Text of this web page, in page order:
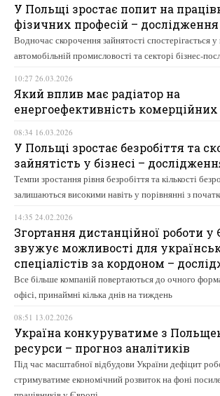
У Польщі зростає попит на
фізичних професій – дослідження
Водночас скорочення зайнятості спостерігається у
автомобільній промисловості та секторі бізнес-
10:27 26.03.2026
Який вплив має радіатор на
енергоефективність комерційних
08:34 16.03.2026
У Польщі зростає безробіття та
зайнятість у бізнесі –
Темпи зростання рівня безробіття та кількості
залишаються високими навіть у порівнянні з
14:35 24.02.2026
Згортання дистанційної роботи у
звужує можливості для
спеціалістів за кордоном –
Все більше компаній повертаються до очного
офісі, принаймні кілька днів на тиждень
08:51 13.02.2026
Україна конкуруватиме з
ресурси – прогноз аналітиків
Під час масштабної відбудови України дефіцит
стримуватиме економічний розвиток на фоні